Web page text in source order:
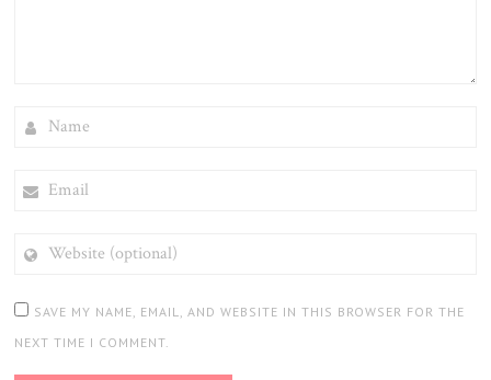
(OPTIONAL)
SAVE MY NAME, EMAIL, AND WEBSITE IN THIS BROWSER FOR THE
NEXT TIME I COMMENT.